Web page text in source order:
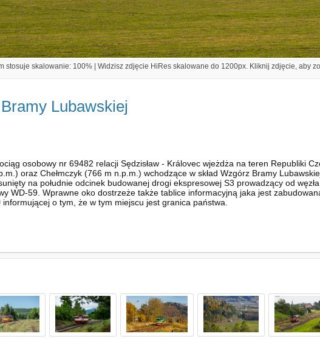
stosuje skalowanie: 100% | Widzisz zdjęcie HiRes skalowane do 1200px. Kliknij zdjęcie, aby
Lubawskiej
osobowy nr 69482 relacji Sędzisław - Královec wjeżdża na teren Republiki
oraz Chełmczyk (766 m n.p.m.) wchodzące w skład Wzgórz Bramy
na południe odcinek budowanej drogi ekspresowej S3 prowadzący od
WD-59. Wprawne oko dostrzeże także tablice informacyjną jaka jest
o tym, że w tym miejscu jest granica państwa.